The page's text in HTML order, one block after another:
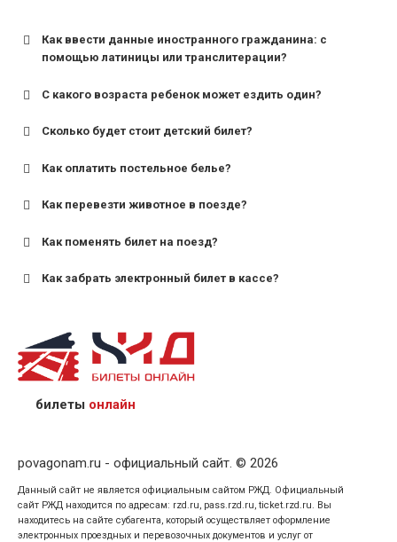
Как ввести данные иностранного гражданина: с
помощью латиницы или транслитерации?
С какого возраста ребенок может ездить один?
для поездов дальнего следования — от 10 лет и
для пригородных поездов — от 7 лет.
Сколько будет стоит детский билет?
Как оплатить постельное белье?
Как перевезти животное в поезде?
Как поменять билет на поезд?
Как забрать электронный билет в кассе?
назвав кассиру 14-значный номер заказа;
предъявив удостоверение личности пассажира, на
кого оформлен билет.
билеты онлайн
povagonam.ru - официальный сайт. © 2026
Данный сайт не является официальным сайтом РЖД. Официальный
сайт РЖД находится по адресам: rzd.ru, pass.rzd.ru, ticket.rzd.ru. Вы
находитесь на сайте субагента, который осуществляет оформление
электронных проездных и перевозочных документов и услуг от